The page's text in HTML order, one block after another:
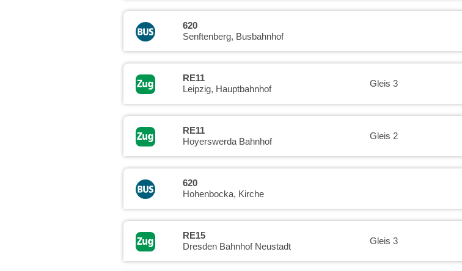
620
Senftenberg, Busbahnhof
RE11
Leipzig, Hauptbahnhof
Gleis 3
RE11
Hoyerswerda Bahnhof
Gleis 2
620
Hohenbocka, Kirche
RE15
Dresden Bahnhof Neustadt
Gleis 3